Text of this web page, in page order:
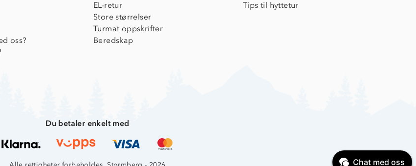
oss?
EL-retur
Store størrelser
Turmat oppskrifter
Beredskap
Tips til hyttetur
Du betaler enkelt med
Chat med oss